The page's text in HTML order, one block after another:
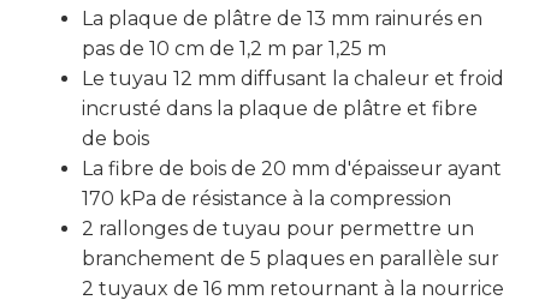
La plaque de plâtre de 13 mm rainurés en
pas de 10 cm de 1,2 m par 1,25 m
Le tuyau 12 mm diffusant la chaleur et froid
incrusté dans la plaque de plâtre et fibre
de bois
La fibre de bois de 20 mm d'épaisseur ayant
170 kPa de résistance à la compression
2 rallonges de tuyau pour permettre un
branchement de 5 plaques en parallèle sur
2 tuyaux de 16 mm retournant à la nourrice